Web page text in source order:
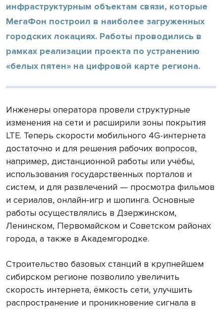
инфраструктурным объектам связи, которые
МегаФон построил в наиболее загруженных
городских локациях. Работы проводились в
рамках реализации проекта по устранению
«белых пятен» на цифровой карте региона.
Инженеры оператора провели структурные
изменения на сети и расширили зоны покрытия
LTE. Теперь скорости мобильного 4G-интернета
достаточно и для решения рабочих вопросов,
например, дистанционной работы или учёбы,
использования государственных порталов и
систем, и для развлечений — просмотра фильмов
и сериалов, онлайн‑игр и шопинга. Основные
работы осуществлялись в Дзержинском,
Ленинском, Первомайском и Советском районах
города, а также в Академгородке.
Строительство базовых станций в крупнейшем
сибирском регионе позволило увеличить
скорость интернета, ёмкость сети, улучшить
распространение и проникновение сигнала в